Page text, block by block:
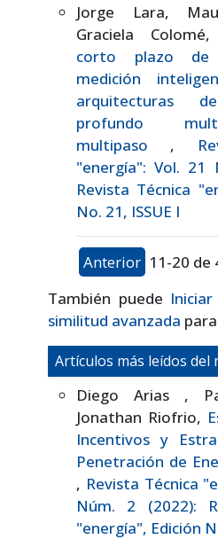
Jorge Lara,
Graciela Colomé,
corto plazo de
medición
arquitecturas
profundo
multipaso ,
"energía": Vol. 21
Revista Técnica
No. 21, ISSUE I
Anterior 11-20 de
También puede
similitud avanzada
Artículos más leídos del
Diego Arias ,
Jonathan Riofrio,
Incentivos y
Penetración de
, Revista Técnica
Núm. 2 (2022):
"energía", Edición